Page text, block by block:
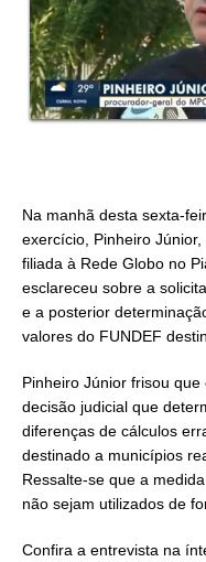
Na manhã desta sexta-
exercício, Pinheiro
filiada à Rede Globo no
esclareceu sobre a
e a posterior
valores do FUNDEF
Pinheiro Júnior frisou
decisão judicial que
diferenças de cálculos
destinado a municípios
Ressalte-se que a
não sejam utilizados de
Confira a entrevista na